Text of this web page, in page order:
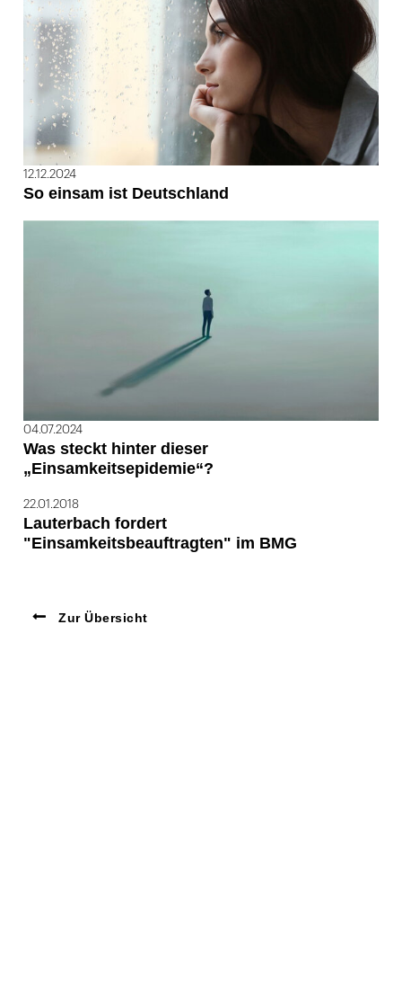
12.12.2024
So einsam ist Deutschland
04.07.2024
Was steckt hinter dieser
„Einsamkeitsepidemie“?
22.01.2018
Lauterbach fordert
"Einsamkeitsbeauftragten" im BMG
Zur Übersicht